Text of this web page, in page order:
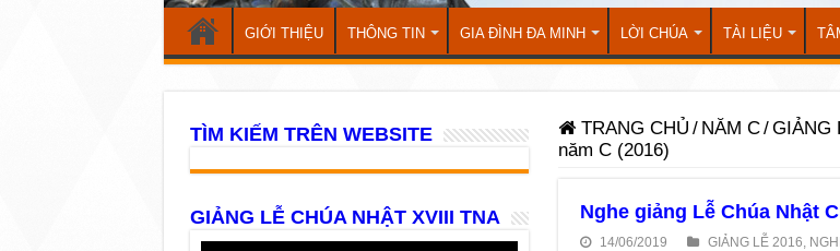
GIỚI THIỆU THÔNG TIN GIA ĐÌNH ĐA MINH LỜI CHÚA TÀI LIỆU
TRANG CHỦ / NĂM C/GIẢNG
năm C (2016)
Nghe giảng Lễ Chúa Nhật
14/06/2019 GIẢNG LỄ 2016,
TÌM KIẾM TRÊN WEBSITE
GIẢNG LỄ CHÚA NHẬT XVIII TNA